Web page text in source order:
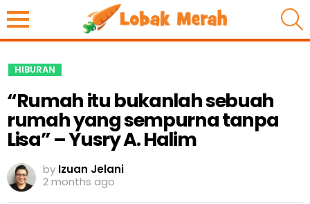
HIBURAN
“Rumah itu bukanlah sebuah
rumah yang sempurna tanpa
Lisa” – Yusry A. Halim
by Izuan Jelani
2 months ago